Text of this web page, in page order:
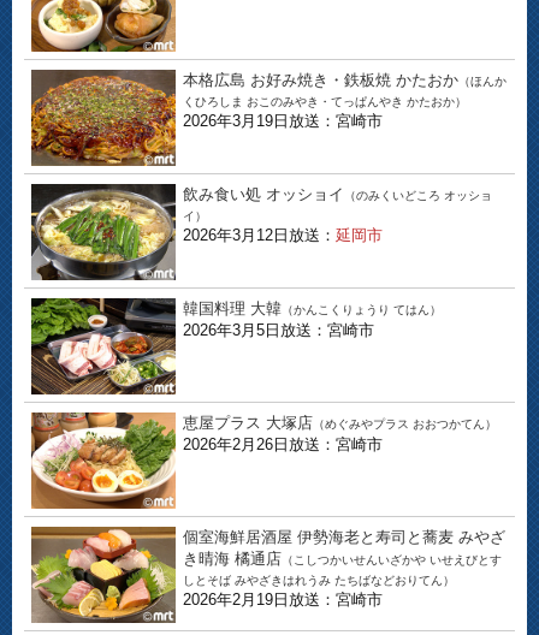
本格広島 お好み焼き・鉄板焼 かたおか （ほんか
くひろしま おこのみやき・てっぱんやき かたおか）
2026年3月19日放送：宮崎市
飲み食い処 オッショイ
（のみくいどころ オッショ
イ）
2026年3月12日放送： 延岡市
韓国料理 大韓 （かんこくりょうり てはん）
2026年3月5日放送：宮崎市
恵屋プラス 大塚店 （めぐみやプラス おおつかてん）
2026年2月26日放送：宮崎市
個室海鮮居酒屋 伊勢海老と寿司と蕎麦 みやざ
き晴海 橘通店 （こしつかいせんいざかや いせえびとす
しとそば みやざきはれうみ たちばなどおりてん）
2026年2月19日放送：宮崎市